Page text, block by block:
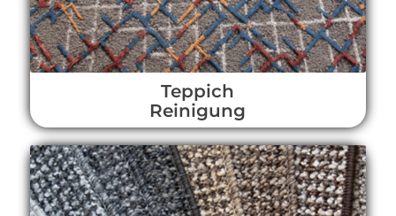
Teppich
Reinigung